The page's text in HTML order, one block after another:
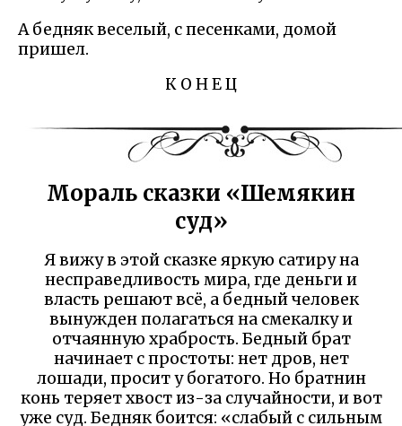
А бедняк веселый, с песенками, домой
пришел.
К О Н Е Ц
Мораль сказки «Шемякин
суд»
Я вижу в этой сказке яркую сатиру на
несправедливость мира, где деньги и
власть решают всё, а бедный человек
вынужден полагаться на смекалку и
отчаянную храбрость. Бедный брат
начинает с простоты: нет дров, нет
лошади, просит у богатого. Но братнин
конь теряет хвост из-за случайности, и вот
уже суд. Бедняк боится: «слабый с сильным